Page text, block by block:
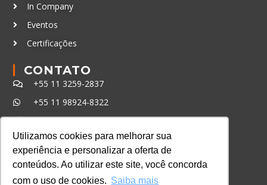
Utilizamos cookies para melhorar sua
experiência e personalizar a oferta de
conteúdos. Ao utilizar este site, você concorda
com o uso de cookies. Saiba mais
In Company
Eventos
Certificações
CONTATO
+55 11 3259-2837
+55 11 98924-8322
contato@lec.com.br
Ferramenta Antifraude
Consulte aqui o cadastro da Instituição no